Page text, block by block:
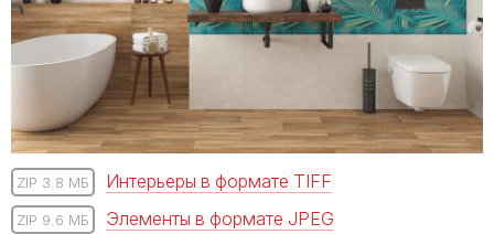
ZIP 3.8 МБ Интерьеры в формате TIFF
ZIP 9.6 МБ Элементы в формате JPEG